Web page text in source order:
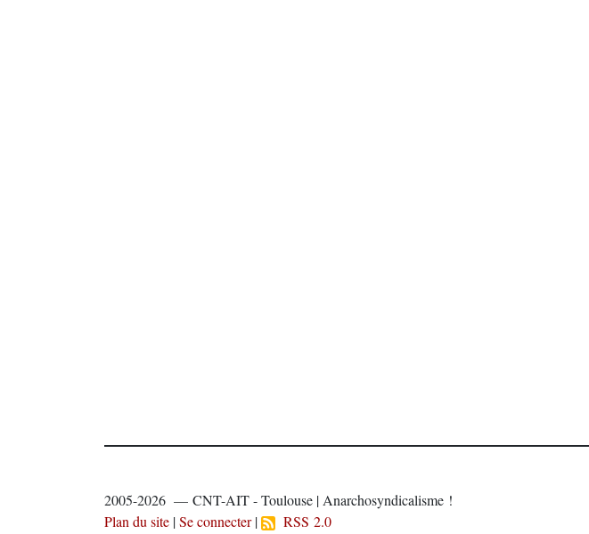
2005-2026 — CNT-AIT - Toulouse | Anarchosyndicalisme !
Plan du site |Se connecter| RSS 2.0